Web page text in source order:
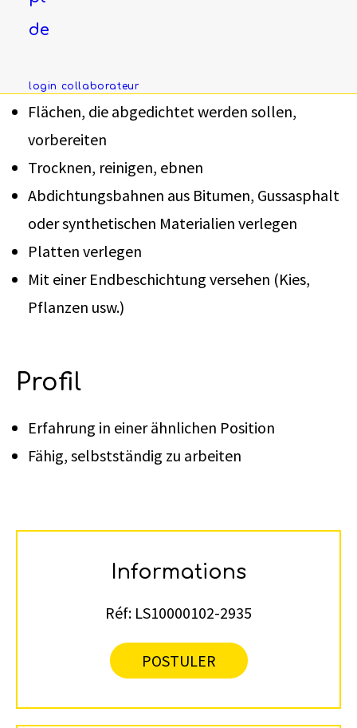
de
login collaborateur
Flächen, die abgedichtet werden sollen,
vorbereiten
Trocknen, reinigen, ebnen
Abdichtungsbahnen aus Bitumen, Gussasphalt
oder synthetischen Materialien verlegen
Platten verlegen
Mit einer Endbeschichtung versehen (Kies,
Pflanzen usw.)
Profil
Erfahrung in einer ähnlichen Position
Fähig, selbstständig zu arbeiten
Informations
Réf: LS10000102-2935
POSTULER